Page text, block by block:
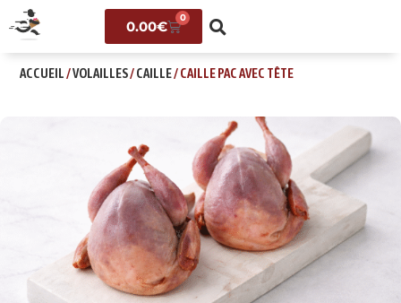
0.00€
0
ACCUEIL/VOLAILLES/CAILLE/ CAILLE PAC AVEC TÊTE